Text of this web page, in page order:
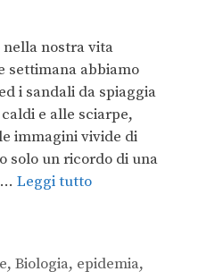
nella nostra vita
settimana abbiamo
i sandali da spiaggia
e alle sciarpe,
immagini vivide di
solo un ricordo di una
Leggi tutto
,Biologia, epidemia,